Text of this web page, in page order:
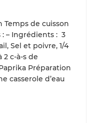
Temps de cuisson
– Ingrédients : 3
Sel et poivre, 1/4
2 c-à-s de
Préparation
casserole d’eau